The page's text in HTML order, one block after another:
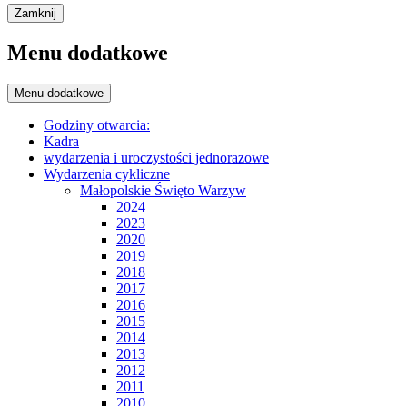
Zamknij
Menu dodatkowe
Menu dodatkowe
Godziny otwarcia:
Kadra
wydarzenia i uroczystości jednorazowe
Wydarzenia cykliczne
Małopolskie Święto Warzyw
2024
2023
2020
2019
2018
2017
2016
2015
2014
2013
2012
2011